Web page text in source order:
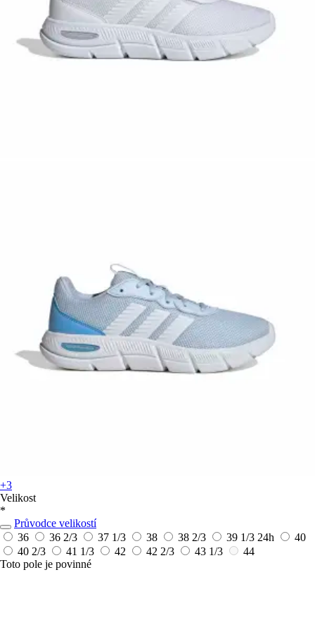
+3
Velikost
*
Průvodce velikostí
36
36 2/3 37 1/3 38 38 2/3 39 1/3 24h
40
40 2/3
41 1/3 42 42 2/3 43 1/3
44
Toto pole je povinné